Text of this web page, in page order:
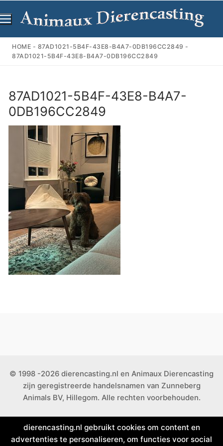
naar
inhoud
HOME - 87AD1021-5B4F-43E8-B4A7-0DB196CC2849 -
87AD1021-5B4F-43E8-B4A7-0DB196CC2849
87AD1021-5B4F-43E8-B4A7-
0DB196CC2849
© 1998 -2026 dierencasting.nl en Animaux Dierencasting
zijn geregistreerde handelsnamen van Zunneberg
Animals BV, Hillegom. Alle rechten voorbehouden.
dierencasting.nl gebruikt cookies om content en
advertenties te personaliseren, om functies voor social